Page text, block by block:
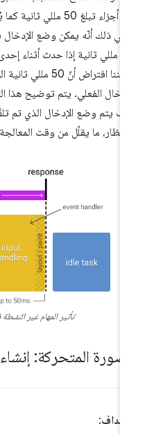
في أجزاء تبلغ 50 مللي
ذلك أنّه يمكن وضع الإدخال في
50 مللي ثانية إذا حدث أثناء إحدى
يمكننا افتراض أنّ 50
الفعلي. يتم توضيح هذا
يتم وضع الإدخال الذي تم تلقّيه
ما يقلّل من وقت المعالجة
تأثير المهام غير النشطة في
المتحركة: إنشاء إطار في 10
: